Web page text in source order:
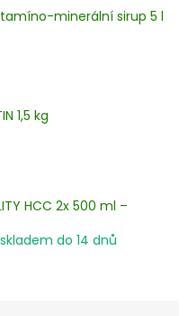
minerální sirup 5 l
1,5 kg
HCC 2x 500 ml –
do 14 dnů